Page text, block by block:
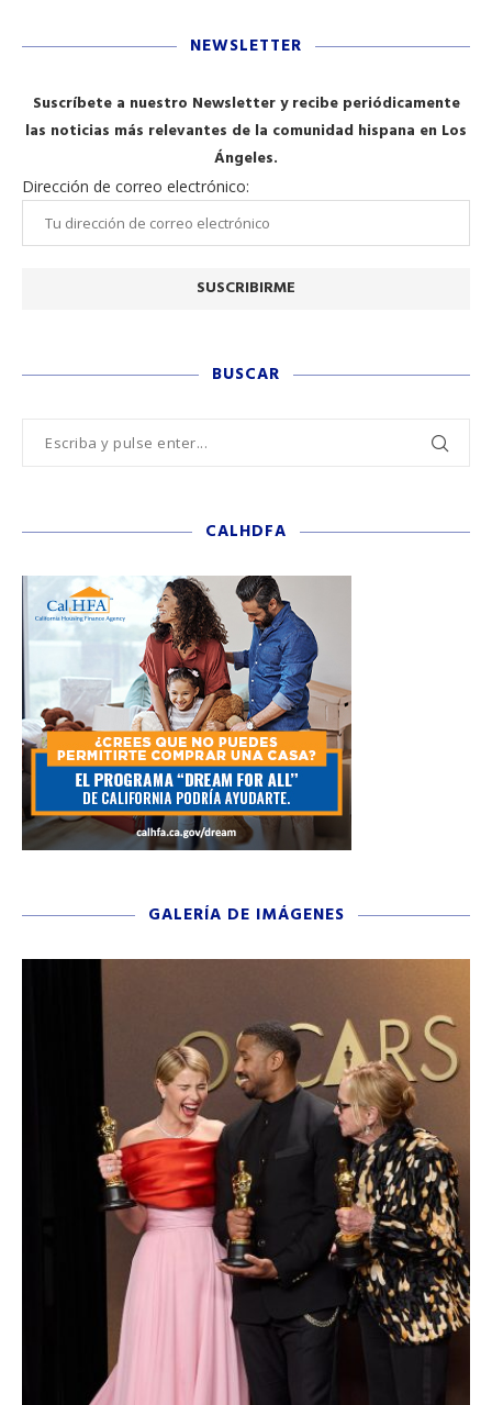
NEWSLETTER
Suscríbete a nuestro Newsletter y recibe periódicamente
las noticias más relevantes de la comunidad hispana en Los
Ángeles.
Dirección de correo electrónico:
BUSCAR
CALHDFA
GALERÍA DE IMÁGENES